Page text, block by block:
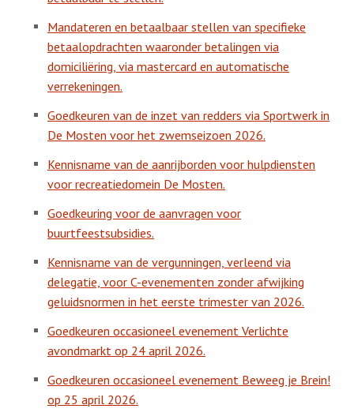
Mandateren en betaalbaar stellen van specifieke
betaalopdrachten waaronder betalingen via
domiciliëring, via mastercard en automatische
verrekeningen.
Goedkeuren van de inzet van redders via Sportwerk in
De Mosten voor het zwemseizoen 2026.
Kennisname van de aanrijborden voor hulpdiensten
voor recreatiedomein De Mosten.
Goedkeuring voor de aanvragen voor
buurtfeestsubsidies.
Kennisname van de vergunningen, verleend via
delegatie, voor C-evenementen zonder afwijking
geluidsnormen in het eerste trimester van 2026.
Goedkeuren occasioneel evenement Verlichte
avondmarkt op 24 april 2026.
Goedkeuren occasioneel evenement Beweeg je Brein!
op 25 april 2026.